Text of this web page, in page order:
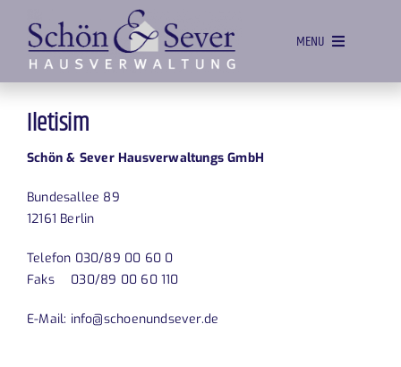
content
MENU
MÜLK HIZMETLERI
TEKLIFLER
EKIP
İLETIŞIM
Iletisim
Schön & Sever Hausverwaltungs GmbH
Bundesallee 89
12161 Berlin
Telefon 030/89 00 60 0
Faks 030/89 00 60 110
E-Mail: info@schoenundsever.de